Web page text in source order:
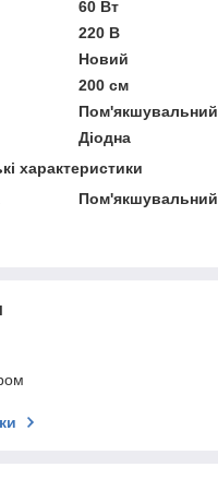
60 Вт
220 В
Новий
200 см
Пом'якшувальний
Діодна
характеристики
Пом'якшувальний